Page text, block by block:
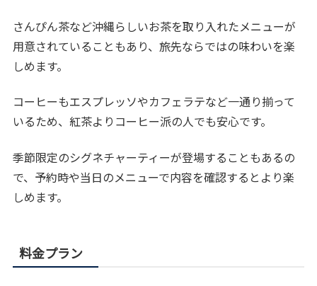
さんぴん茶など沖縄らしいお茶を取り入れたメニューが
用意されていることもあり、旅先ならではの味わいを楽
しめます。
コーヒーもエスプレッソやカフェラテなど一通り揃って
いるため、紅茶よりコーヒー派の人でも安心です。
季節限定のシグネチャーティーが登場することもあるの
で、予約時や当日のメニューで内容を確認するとより楽
しめます。
料金プラン